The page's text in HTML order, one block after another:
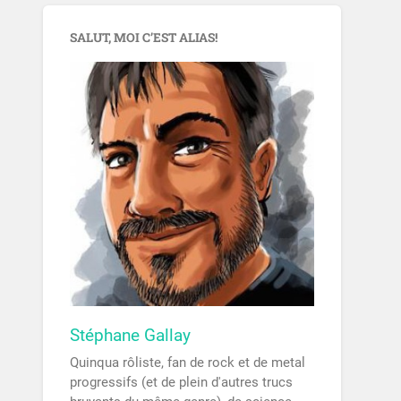
SALUT, MOI C’EST ALIAS!
Stéphane Gallay
Quinqua rôliste, fan de rock et de metal
progressifs (et de plein d'autres trucs